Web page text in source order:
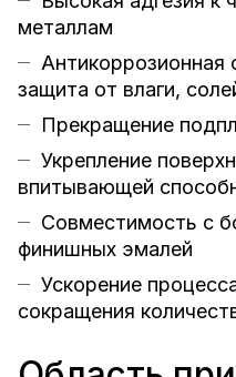
металлам
Антикоррозионная
защита от влаги,
Прекращение
Укрепление
впитывающей
Совместимость с
финишных эмалей
Ускорение
сокращения